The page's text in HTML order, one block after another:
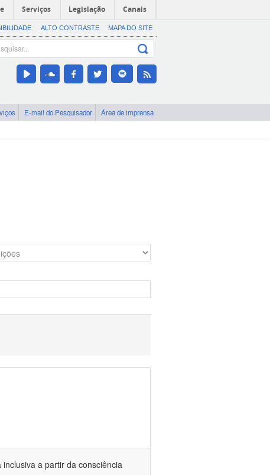
Serviços Legislação Canais
ALTO CONTRASTE MAPA DO SITE
E-mail do Pesquisador Área de imprensa
a partir da consciência